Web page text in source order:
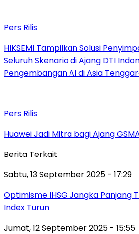
Pers Rilis
HIKSEMI Tampilkan Solusi
Seluruh Skenario di Ajang DTI
Pengembangan AI di Asia
Pers Rilis
Huawei Jadi Mitra bagi Ajang
Berita Terkait
Sabtu, 13 September 2025 - 17:29
Optimisme IHSG Jangka Panjang
Index Turun
Jumat, 12 September 2025 - 15:55